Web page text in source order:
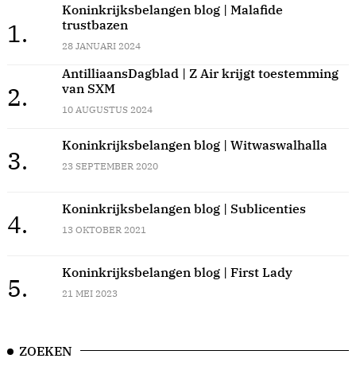
1.
Koninkrijksbelangen blog | Malafide
trustbazen
28 JANUARI 2024
2.
AntilliaansDagblad | Z Air krijgt toestemming
van SXM
10 AUGUSTUS 2024
3.
Koninkrijksbelangen blog | Witwaswalhalla
23 SEPTEMBER 2020
4.
Koninkrijksbelangen blog | Sublicenties
13 OKTOBER 2021
5.
Koninkrijksbelangen blog | First Lady
21 MEI 2023
ZOEKEN